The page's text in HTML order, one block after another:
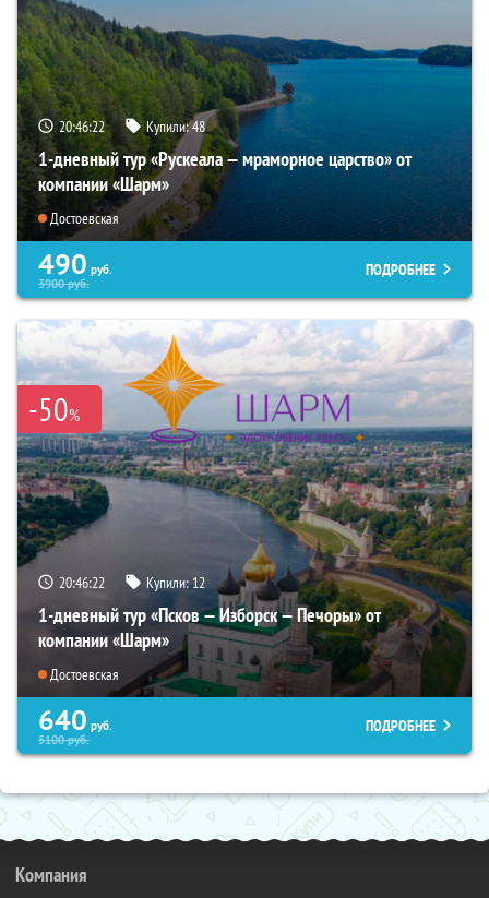
20:46:21 Купили:48
1-дневный тур «Рускеала — мраморное царство» от
компании «Шарм»
Достоевская
490 руб.
3900руб.
ПОДРОБНЕЕ
-50%
20:46:21 Купили:12
1-дневный тур «Псков — Изборск — Печоры» от
компании «Шарм»
Достоевская
640 руб.
5100руб.
ПОДРОБНЕЕ
Компания